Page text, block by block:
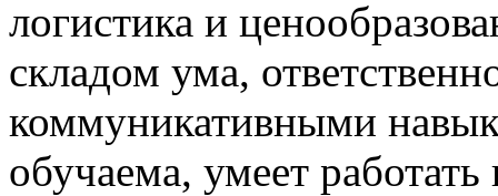
логистика и
складом ума,
коммуникативными
обучаема, умеет работать